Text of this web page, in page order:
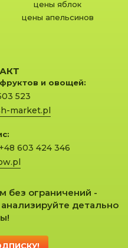
цены яблок
цены апельсинов
и овощей:
523
market.pl
+48 603 424 346
без ограничений -
детально